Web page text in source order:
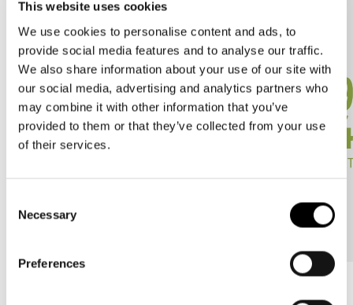
This website uses cookies
We use cookies to personalise content and ads, to
provide social media features and to analyse our traffic.
We also share information about your use of our site with
our social media, advertising and analytics partners who
may combine it with other information that you’ve
provided to them or that they’ve collected from your use
of their services.
Selection
Necessary
Preferences